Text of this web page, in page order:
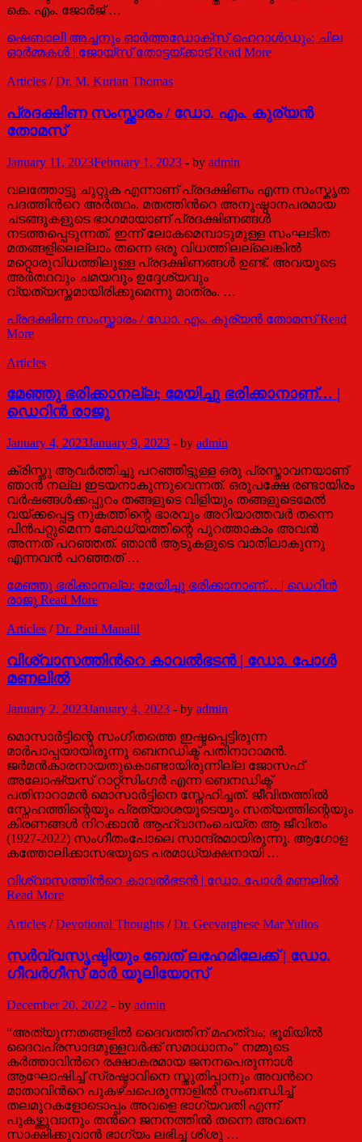
കെ. എം. ജോര്‍ജ് …
ഷെബാലി അച്ചനും ഓര്‍ത്തഡോക്സ് ഹെറാള്‍ഡും: ചില
ഓര്‍മ്മകള്‍ | ജോയ്സ് തോട്ടയ്ക്കാട്Read More
Articles /Dr. M. Kurian Thomas
പ്രദക്ഷിണ സംസ്ക്കാരം / ഡോ. എം. കുര്യന്‍
തോമസ്
January 11, 2023February 1, 2023 - by admin
വലത്തോട്ടു ചുറ്റുക എന്നാണ് പ്രദക്ഷിണം എന്ന സംസ്കൃത
പദത്തിന്‍റെ അര്‍ത്ഥം. മതത്തിന്‍റെ അനുഷ്ഠാനപരമായ
ചടങ്ങുകളുടെ ഭാഗമായാണ് പ്രദക്ഷിണങ്ങള്‍
നടത്തപ്പെടുന്നത്. ഇന്ന് ലോകമെമ്പാടുമുള്ള സംഘടിത
മതങ്ങളിലെല്ലാം തന്നെ ഒരു വിധത്തിലല്ലെങ്കില്‍
മറ്റൊരുവിധത്തിലുള്ള പ്രദക്ഷിണങ്ങള്‍ ഉണ്ട്. അവയുടെ
അര്‍ത്ഥവും ചമയവും ഉദ്ദേശ്യവും
വ്യത്യസ്തമായിരിക്കുമെന്നു മാത്രം. …
പ്രദക്ഷിണ സംസ്ക്കാരം / ഡോ. എം. കുര്യന്‍ തോമസ്Read
More
Articles
മേഞ്ഞു ഭരിക്കാനല്ല; മേയിച്ചു ഭരിക്കാനാണ്… |
ഡെറിൻ രാജു
January 4, 2023January 9, 2023 - by admin
ക്രിസ്തു ആവർത്തിച്ചു പറഞ്ഞിട്ടുള്ള ഒരു പ്രസ്താവനയാണ്
ഞാൻ നല്ല ഇടയനാകുന്നുവെന്നത്. ഒരുപക്ഷേ രണ്ടായിരം
വർഷങ്ങൾക്കപ്പുറം തങ്ങളുടെ വിളിയും തങ്ങളുടെമേൽ
വയ്ക്കപ്പെട്ട നുകത്തിന്റെ ഭാരവും അറിയാത്തവർ തന്നെ
പിൻപറ്റുമെന്ന ബോധ്യത്തിന്റെ പുറത്താകാം അവൻ
അന്നത് പറഞ്ഞത്. ഞാൻ ആടുകളുടെ വാതിലാകുന്നു
എന്നവൻ പറഞ്ഞത് …
മേഞ്ഞു ഭരിക്കാനല്ല; മേയിച്ചു ഭരിക്കാനാണ്… | ഡെറിൻ
രാജു Read More
Articles /Dr. Paul Manalil
വിശ്വാസത്തിന്‍റെ കാവൽഭടൻ | ഡോ. പോള്‍
മണലില്‍
January 2, 2023January 4, 2023 - by admin
മൊസാർട്ടിന്റെ സംഗീതത്തെ ഇഷ്ടപ്പെട്ടിരുന്ന
മാർപാപ്പയായിരുന്നു ബെനഡിക്ട് പതിനാറാമൻ.
ജർമൻകാരനായതുകൊണ്ടായിരുന്നില്ല ജോസഫ്
അലോഷ്യസ് റാറ്റ്സിംഗർ എന്ന ബെനഡിക്ട്
പതിനാറാമൻ മൊസാർട്ടിനെ സ്നേഹിച്ചത്. ജീവിതത്തിൽ
സ്നേഹത്തിന്റെയും പ്രത്യാശയുടെയും സത്യത്തിന്റെയും
കിരണങ്ങൾ നിറക്കാൻ ആഹ്വാനംചെയ്ത ആ ജീവിതം
(1927-2022) സംഗീതംപോലെ സാന്ദ്രമായിരുന്നു. ആഗോള
കത്തോലിക്കാസഭയുടെ പരമാധ്യക്ഷനായി …
വിശ്വാസത്തിന്‍റെ കാവൽഭടൻ | ഡോ. പോള്‍ മണലില്‍
Read More
Articles /Devotional Thoughts /Dr. Geevarghese Mar Yulios
സര്‍വ്വസൃഷ്ടിയും ബേത് ലഹേമിലേക്ക് | ഡോ.
ഗീവര്‍ഗീസ് മാര്‍ യൂലിയോസ്
December 20, 2022 - by admin
“അത്യുന്നതങ്ങളില്‍ ദൈവത്തിന് മഹത്വം; ഭൂമിയില്‍
ദൈവപ്രസാദമുള്ളവര്‍ക്ക് സമാധാനം” നമ്മുടെ
കര്‍ത്താവിന്‍റെ രക്ഷാകരമായ ജനനപെരുന്നാള്‍
ആഘോഷിച്ച് സ്രഷ്ടാവിനെ സ്തുതിപ്പാനും അവന്‍റെ
മാതാവിന്‍റെ പുകഴ്ചപെരുന്നാളില്‍ സംബന്ധിച്ച്
തലമുറകളോടൊപ്പം അവളെ ഭാഗ്യവതി എന്ന്
പുകഴ്ത്തുവാനും തന്‍റെ ജനനത്തില്‍ തന്നെ അവനെ
സാക്ഷിക്കുവാന്‍ ഭാഗ്യം ലഭിച്ച ശിശു …